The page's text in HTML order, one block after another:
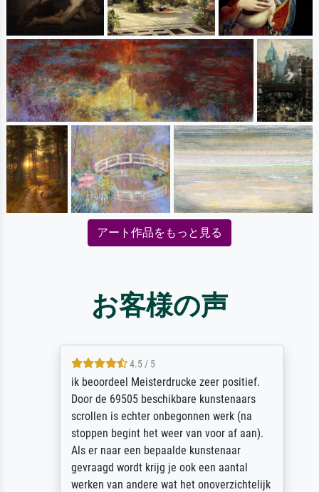
アート作品をもっと見る
お客様の声
4.5 / 5
ik beoordeel Meisterdrucke zeer positief.
Door de 69505 beschikbare kunstenaars
scrollen is echter onbegonnen werk (na
stoppen begint het weer van voor af aan).
Als er naar een bepaalde kunstenaar
gevraagd wordt krijg je ook een aantal
werken van andere wat het onoverzichtelijk